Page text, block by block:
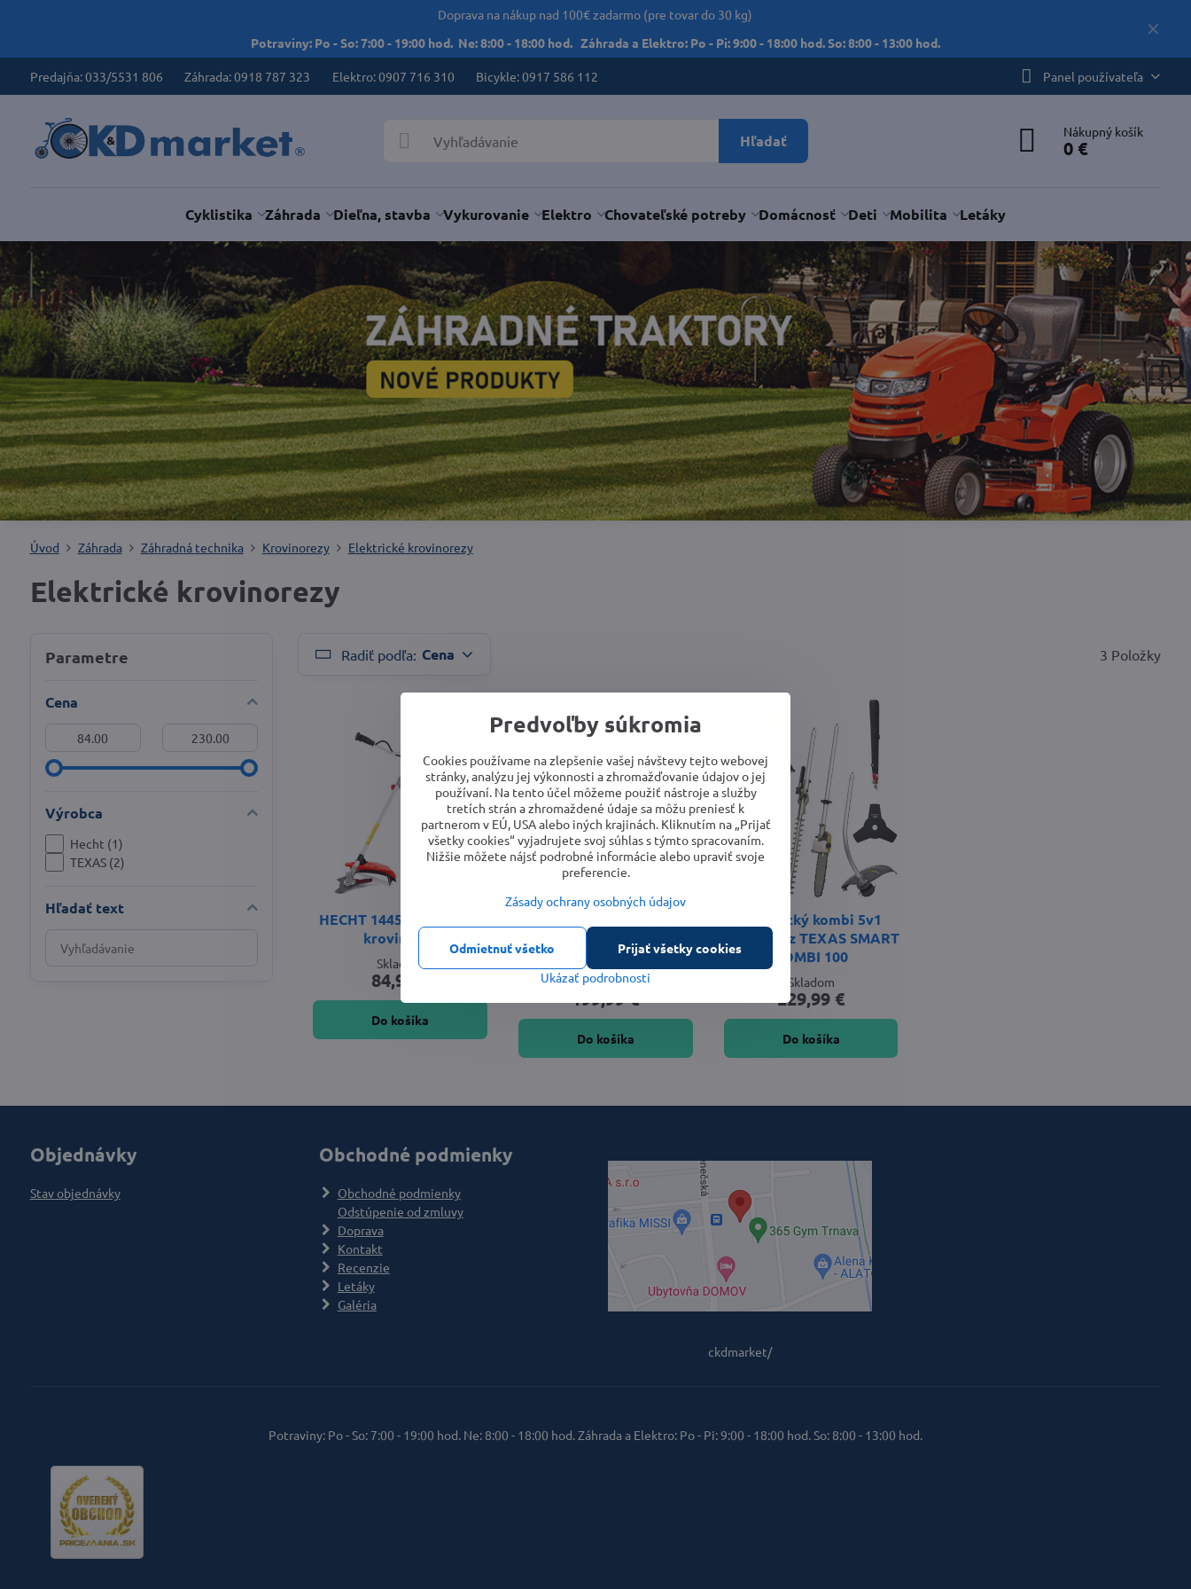
✕
Doprava na nákup nad 100€ zadarmo (pre tovar do 30 kg)
Potraviny: Po - So: 7:00 - 19:00 hod. Ne: 8:00 - 18:00 hod. Záhrada a Elektro: Po - Pi: 9:00 - 18:00 hod. So: 8:00 - 13:00 hod.
Predajňa: 033/5531 806 Záhrada: 0918 787 323 Elektro: 0907 716 310 Bicykle: 0917 586 112 Panel používateľa
Hľadať Nákupný košík
0 €
Cyklistika Záhrada Dieľna, stavba Vykurovanie Elektro Chovateľské potreby Domácnosť Deti Mobilita Letáky
Úvod Záhrada Záhradná technika Krovinorezy Elektrické krovinorezy
Elektrické krovinorezy
Radiť podľa: Cena 3 Položky
HECHT 1445 - elektrický
krovinorez
Skladom
84,99 €
Do košíka
krovinorez TEXAS SMART
COMBI 100
Skladom
199,99 €
Do košíka
Elektrický kombi 5v1
krovinorez TEXAS SMART
COMBI 100
Skladom
229,99 €
Do košíka
Parametre
Cena
Výrobca
Hecht (1)
TEXAS (2)
Hľadať text
Prehľadať
výsledky
Objednávky
Stav objednávky
Obchodné podmienky
Obchodné podmienky
Odstúpenie od zmluvy
Doprava
Kontakt
Recenzie
Letáky
Galéria
ckdmarket/
Potraviny: Po - So: 7:00 - 19:00 hod. Ne: 8:00 - 18:00 hod. Záhrada a Elektro: Po - Pi: 9:00 - 18:00 hod. So: 8:00 - 13:00 hod.
Predvoľby súkromia
Cookies používame na zlepšenie vašej návštevy tejto webovej
stránky, analýzu jej výkonnosti a zhromažďovanie údajov o jej
používaní. Na tento účel môžeme použiť nástroje a služby
tretích strán a zhromaždené údaje sa môžu preniesť k
partnerom v EÚ, USA alebo iných krajinách. Kliknutím na „Prijať
všetky cookies“ vyjadrujete svoj súhlas s týmto spracovaním.
Nižšie môžete nájsť podrobné informácie alebo upraviť svoje
preferencie.
Zásady ochrany osobných údajov
Ukázať podrobnosti
Prijať všetky cookies
Odmietnuť všetko